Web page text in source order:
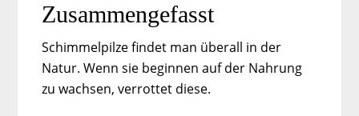
Zusammengefasst
Schimmelpilze findet man überall in der
Natur. Wenn sie beginnen auf der Nahrung
zu wachsen, verrottet diese.